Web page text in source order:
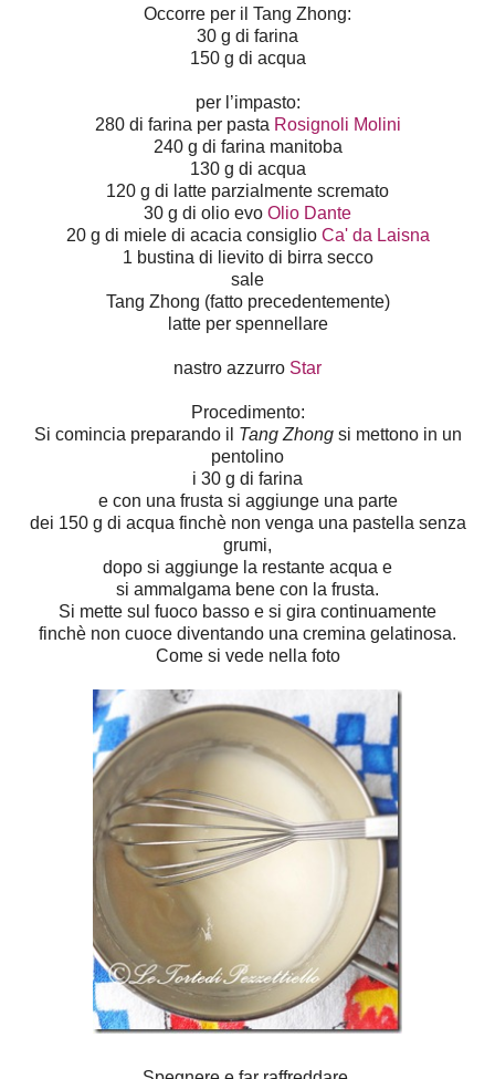
Occorre per il Tang Zhong:
30 g di farina
150 g di acqua
per l’impasto:
280 di farina per pasta Rosignoli Molini
240 g di farina manitoba
130 g di acqua
120 g di latte parzialmente scremato
30 g di olio evo Olio Dante
20 g di miele di acacia consiglio Ca' da Laisna
1 bustina di lievito di birra secco
sale
Tang Zhong (fatto precedentemente)
latte per spennellare
nastro azzurro Star
Procedimento:
Si comincia preparando il Tang Zhongsi mettono in un
pentolino
i 30 g di farina
e con una frusta si aggiunge una parte
dei 150 g di acqua finchè non venga una pastella senza
grumi,
dopo si aggiunge la restante acqua e
si ammalgama bene con la frusta.
Si mette sul fuoco basso e si gira continuamente
finchè non cuoce diventando una cremina gelatinosa.
Come si vede nella foto